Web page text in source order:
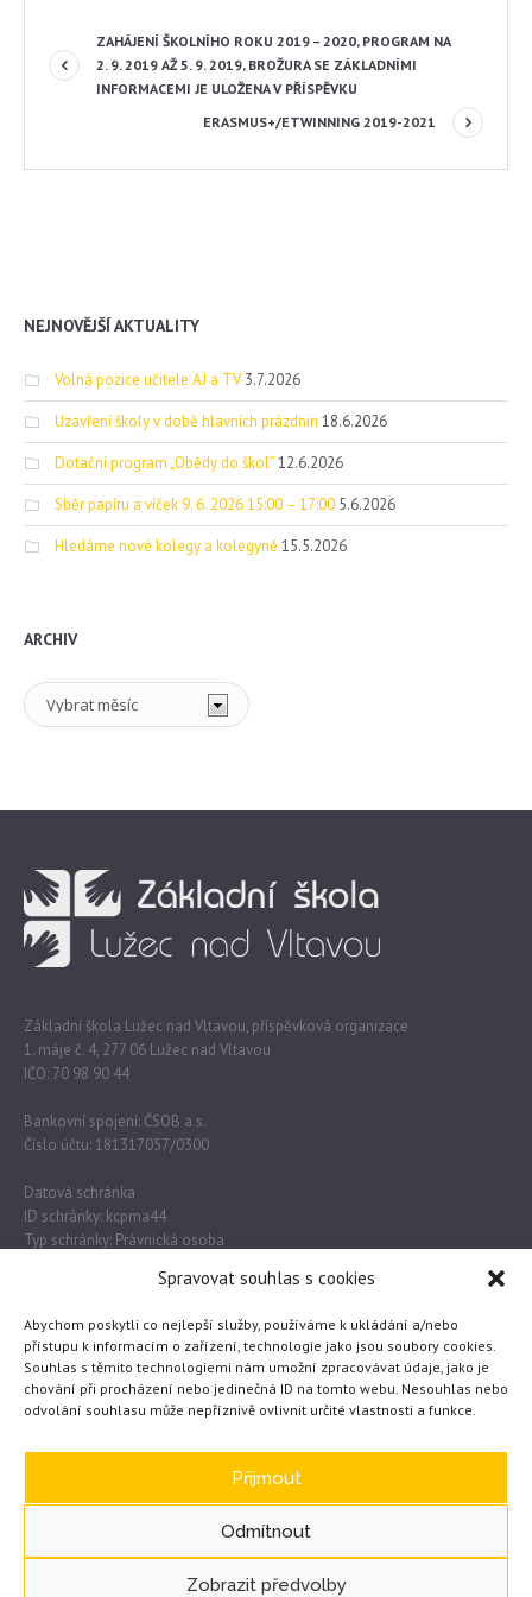
Spravovat souhlas s cookies
Abychom poskytli co nejlepší služby, používáme k ukládání a/nebo
přístupu k informacím o zařízení, technologie jako jsou soubory cookies.
Souhlas s těmito technologiemi nám umožní zpracovávat údaje, jako je
chování při procházení nebo jedinečná ID na tomto webu. Nesouhlas nebo
odvolání souhlasu může nepříznivě ovlivnit určité vlastnosti a funkce.
Přijmout
Odmítnout
Zobrazit předvolby
ZAHÁJENÍ ŠKOLNÍHO ROKU 2019 – 2020, PROGRAM NA
2. 9. 2019 AŽ 5. 9. 2019, BROŽURA SE ZÁKLADNÍMI
INFORMACEMI JE ULOŽENA V PŘÍSPĚVKU
ERASMUS+/ETWINNING 2019-2021
NEJNOVĚJŠÍ AKTUALITY
Volná pozice učitele AJ a TV 3.7.2026
Uzavření školy v době hlavních prázdnin 18.6.2026
Dotační program „Obědy do škol“12.6.2026
Sběr papíru a víček 9. 6. 2026 15:00 – 17:00 5.6.2026
Hledáme nové kolegy a kolegyně 15.5.2026
ARCHIV
Archiv
Základní škola Lužec nad Vltavou, příspěvková organizace
1. máje č. 4, 277 06 Lužec nad Vltavou
IČO: 70 98 90 44
Bankovní spojení: ČSOB a.s.
Číslo účtu: 181317057/0300
Datová schránka
ID schránky: kcpma44
Typ schránky: Právnická osoba
Obec Lužec nad Vltavou
MŠMT